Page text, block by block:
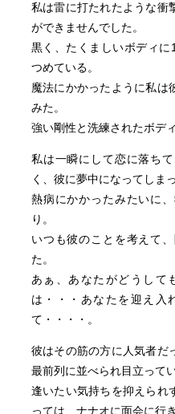
私は雷に打たれたような衝
ができませんでした。
黒く、たくましいボディ
つめている。
魔法にかかったように私は
みた。
強い剛性と洗練されたボデ
私は一瞬にして恋に落ち
く、彼に夢中になってしま
熱病にかかったみたいに
り。
いつも彼のことを考えて
た。
あぁ、あなたがどうし
は・・・あなたを迎え入
て・・・・。
彼はその筋の方に人気者だ
最前列に並べられ目立って
逢いたい気持ちを抑えられ
っては、ナナオに面会に行